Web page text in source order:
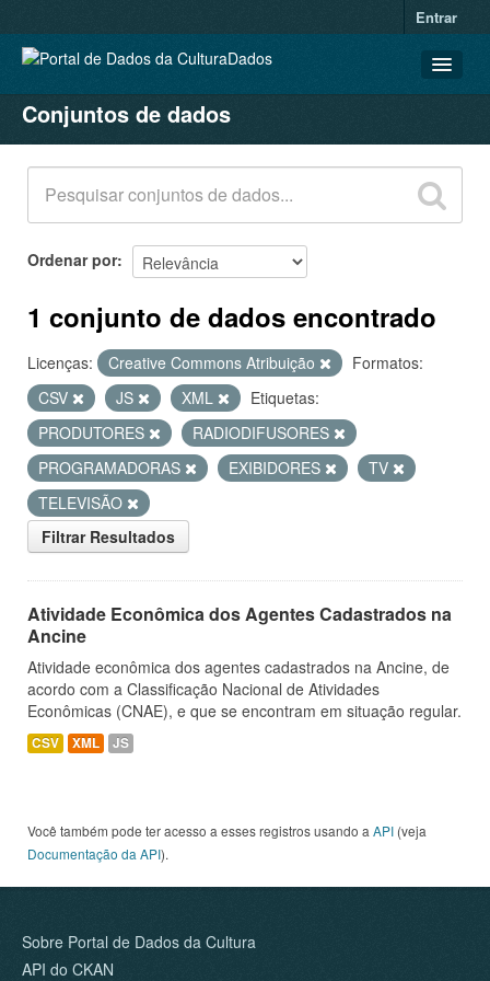
Entrar
CONJUNTOS DE DADOS
ORGANIZAÇÕES
GRUPOS
SOBRE
Conjuntos de dados
Ordenar por
1 conjunto de dados encontrado
Licenças: Creative Commons Atribuição
Formatos:
CSV
JS XML
Etiquetas:
PRODUTORES
RADIODIFUSORES
PROGRAMADORAS
EXIBIDORES
TV
TELEVISÃO
Filtrar Resultados
Atividade Econômica dos Agentes Cadastrados na
Ancine
Atividade econômica dos agentes cadastrados na Ancine, de
acordo com a Classificação Nacional de Atividades
Econômicas (CNAE), e que se encontram em situação regular.
CSV XML JS
Você também pode ter acesso a esses registros usando a API (veja
Documentação da API).
Sobre Portal de Dados da Cultura
API do CKAN